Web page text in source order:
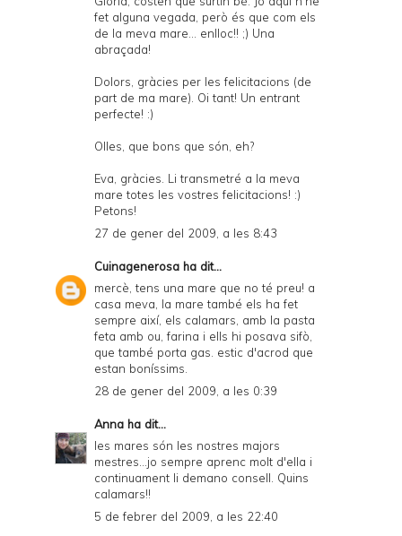
fet alguna vegada, però és que com els
de la meva mare... enlloc!! ;) Una
abraçada!
Dolors, gràcies per les felicitacions (de
part de ma mare). Oi tant! Un entrant
perfecte! :)
Olles, que bons que són, eh?
Eva, gràcies. Li transmetré a la meva
mare totes les vostres felicitacions! :)
Petons!
27 de gener del 2009, a les 8:43
Cuinagenerosa ha dit...
mercè, tens una mare que no té preu! a
casa meva, la mare també els ha fet
sempre així, els calamars, amb la pasta
feta amb ou, farina i ells hi posava sifò,
que també porta gas. estic d'acrod que
estan boníssims.
28 de gener del 2009, a les 0:39
Anna ha dit...
les mares són les nostres majors
mestres...jo sempre aprenc molt d'ella i
continuament li demano consell. Quins
calamars!!
5 de febrer del 2009, a les 22:40